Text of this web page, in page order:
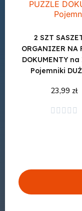
2 SZT
ORGANIZER NA
DOKUMENTY
Pojemniki
23,99 zł
    